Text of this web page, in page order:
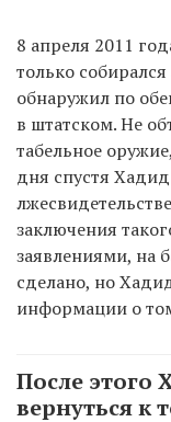
8 апреля 2011
только
обнаружил по
в штатском. Не
табельное
дня спустя
заключения
заявлениями, на
сделано, но
информации о
После этого
вернуться к